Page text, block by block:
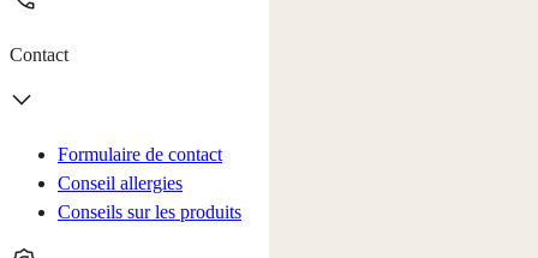
Contact
Formulaire de contact
Conseil allergies
Conseils sur les produits